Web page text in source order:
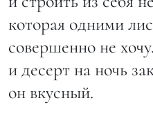
которая одними
совершенно не
и десерт на ночь
он вкусный.